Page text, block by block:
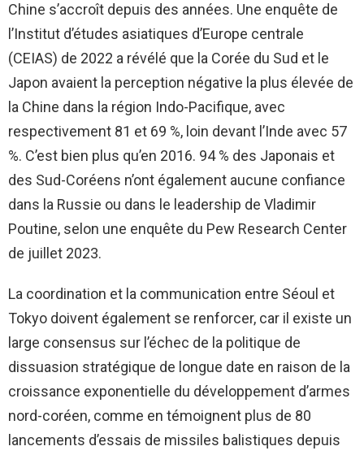
Chine s’accroît depuis des années. Une enquête de
l’Institut d’études asiatiques d’Europe centrale
(CEIAS) de 2022 a révélé que la Corée du Sud et le
Japon avaient la perception négative la plus élevée de
la Chine dans la région Indo-Pacifique, avec
respectivement 81 et 69 %, loin devant l’Inde avec 57
%. C’est bien plus qu’en 2016. 94 % des Japonais et
des Sud-Coréens n’ont également aucune confiance
dans la Russie ou dans le leadership de Vladimir
Poutine, selon une enquête du Pew Research Center
de juillet 2023.
La coordination et la communication entre Séoul et
Tokyo doivent également se renforcer, car il existe un
large consensus sur l’échec de la politique de
dissuasion stratégique de longue date en raison de la
croissance exponentielle du développement d’armes
nord-coréen, comme en témoignent plus de 80
lancements d’essais de missiles balistiques depuis